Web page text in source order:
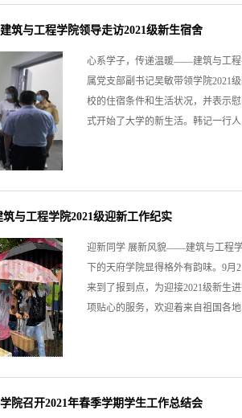
与工程学院领导走访2021级新生宿舍
心系学子，传递温暖——建筑与工程
属党支部副书记吴敏带领学院2021
校的住宿条件和生活状况，并表示
式开始了大学的新生活。韩记一行人
与工程学院2021级迎新工作纪实
迎新同学 展新风貌——建筑与工程
下的天府学院显得格外有韵味。9
来到了报到点，为迎接2021级新生
项贴心的服务，欢迎着来自祖国各地
召开2021年春季学期学生工作总结会